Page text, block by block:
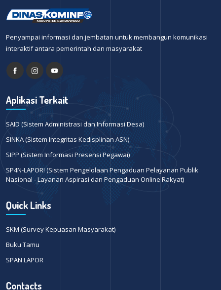
Penyampai informasi dan jembatan untuk membangun komunikasi
interaktif antara pemerintah dan masyarakat
Aplikasi Terkait
SAID (Sistem Administrasi dan Informasi Desa)
SINKA (Sistem Integritas Kedisplinan ASN)
SIPP (Sistem Informasi Presensi Pegawai)
SP4N-LAPOR! (Sistem Pengelolaan Pengaduan Pelayanan Publik
Nasional - Layanan Aspirasi dan Pengaduan Online Rakyat)
Quick Links
SKM (Survey Kepuasan Masyarakat)
Buku Tamu
SPAN LAPOR
Contacts